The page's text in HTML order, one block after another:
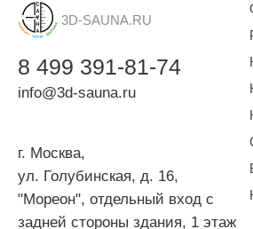
3D-SAUNA.RU
8 499 391-81-74
info@3d-sauna.ru
г. Москва,
ул. Голубинская, д. 16,
"Мореон", отдельный вход с
задней стороны здания, 1 этаж